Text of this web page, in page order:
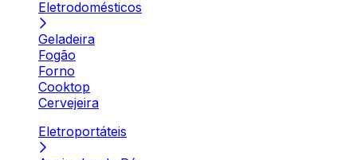
Eletrodomésticos
Geladeira
Fogão
Forno
Cooktop
Cervejeira
Eletroportáteis